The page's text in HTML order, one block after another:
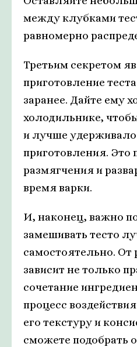
между клубками
равномерно
Третьим секретом
приготовление
заранее. Дайте ему
холодильнике,
и лучше
приготовления. Это
размягчения и
время варки.
И, наконец, важно
замешивать тесто
самостоятельно. От
зависит не только
сочетание
процесс
его текстуру и
сможете подобрать